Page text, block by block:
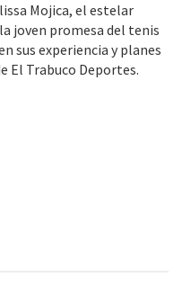
Mojica, el estelar
joven promesa del tenis
sus experiencia y planes
El Trabuco Deportes.